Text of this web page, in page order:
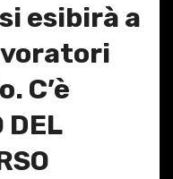
esibirà a
C’è
DEL